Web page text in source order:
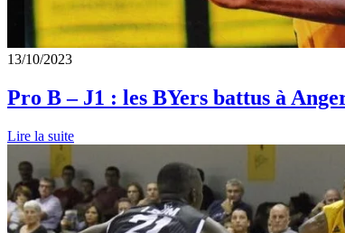
13/10/2023
Pro B – J1 : les BYers battus à
Lire la suite